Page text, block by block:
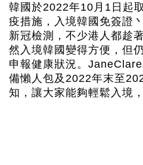
韓國於2022年10月1日起
疫措施，入境韓國免簽證
新冠檢測，不少港人都趁
然入境韓國變得方便，但
申報健康狀況。
備懶人包及2022年末至
知，讓大家能夠輕鬆入境